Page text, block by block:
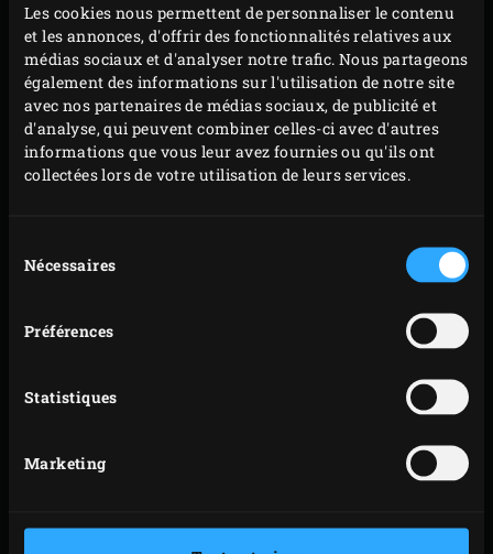
Les cookies nous permettent de personnaliser le contenu
et les annonces, d'offrir des fonctionnalités relatives aux
médias sociaux et d'analyser notre trafic. Nous partageons
également des informations sur l'utilisation de notre site
avec nos partenaires de médias sociaux, de publicité et
d'analyse, qui peuvent combiner celles-ci avec d'autres
informations que vous leur avez fournies ou qu'ils ont
collectées lors de votre utilisation de leurs services.
duNécessaires
Préférences
Statistiques
Marketing